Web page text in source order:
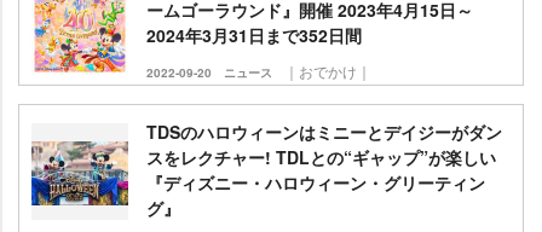
ームゴーラウンド』開催 2023年4月15日～
2024年3月31日まで352日間
2022-09-20 ニュース ｜おでかけ｜
TDSのハロウィーンはミニーとデイジーがダン
スをレクチャー! TDLとの“ギャップ”が楽しい
『ディズニー・ハロウィーン・グリーティン
グ』